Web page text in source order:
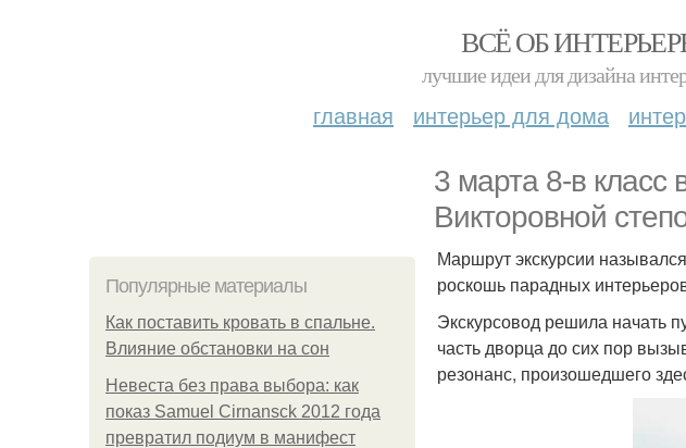
ВСЁ ОБ
лучшие идеи для дизайна
главная интерьер для дома
3 марта 8-в класс
Викторовной
Популярные материалы
Как поставить кровать в спальне.
Влияние обстановки на сон
Невеста без права выбора: как
показ Samuel Cirnansck 2012 года
превратил подиум в манифест
Маршрут экскурсии
роскошь парадных
Экскурсовод решила начать
часть дворца до сих пор
резонанс, произошедшего